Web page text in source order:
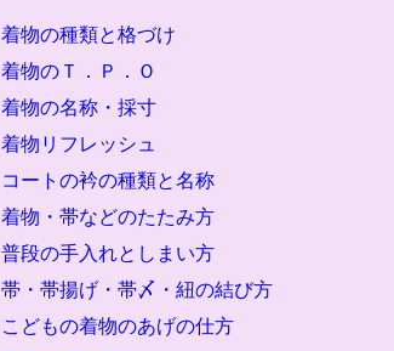
着物の種類と格づけ
着物のＴ．Ｐ．Ｏ
着物の名称・採寸
着物リフレッシュ
コートの衿の種類と名称
着物・帯などのたたみ方
普段の手入れとしまい方
帯・帯揚げ・帯〆・紐の結び方
こどもの着物のあげの仕方